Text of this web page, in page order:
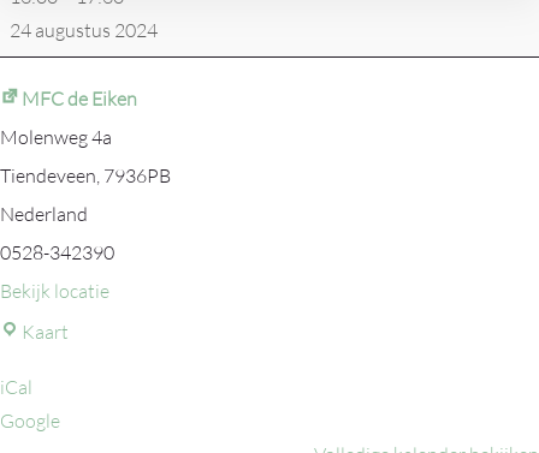
24 augustus 2024
MFC de Eiken
Molenweg 4a
Tiendeveen, 7936PB
Nederland
0528-342390
Bekijk locatie
Kaart
iCal
Google